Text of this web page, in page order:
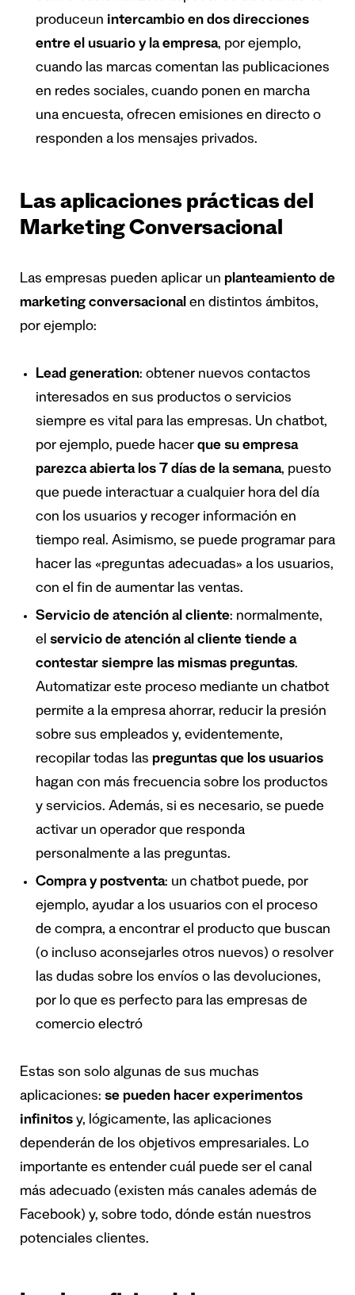
produceun intercambio en dos direcciones
entre el usuario y la empresa, por ejemplo,
cuando las marcas comentan las publicaciones
en redes sociales, cuando ponen en marcha
una encuesta, ofrecen emisiones en directo o
responden a los mensajes privados.
Las aplicaciones prácticas del
Marketing Conversacional
Las empresas pueden aplicar un planteamiento de
marketing conversacional en distintos ámbitos,
por ejemplo:
Lead generation: obtener nuevos contactos
interesados en sus productos o servicios
siempre es vital para las empresas. Un chatbot,
por ejemplo, puede hacer que su empresa
parezca abierta los 7 días de la semana, puesto
que puede interactuar a cualquier hora del día
con los usuarios y recoger información en
tiempo real. Asimismo, se puede programar para
hacer las «preguntas adecuadas» a los usuarios,
con el fin de aumentar las ventas.
Servicio de atención al cliente: normalmente,
el servicio de atención al cliente tiende a
contestar siempre las mismas preguntas.
Automatizar este proceso mediante un chatbot
permite a la empresa ahorrar, reducir la presión
sobre sus empleados y, evidentemente,
recopilar todas las preguntas que los usuarios
hagan con más frecuencia sobre los productos
y servicios. Además, si es necesario, se puede
activar un operador que responda
personalmente a las preguntas.
Compra y postventa: un chatbot puede, por
ejemplo, ayudar a los usuarios con el proceso
de compra, a encontrar el producto que buscan
(o incluso aconsejarles otros nuevos) o resolver
las dudas sobre los envíos o las devoluciones,
por lo que es perfecto para las empresas de
comercio electró
Estas son solo algunas de sus muchas
aplicaciones: se pueden hacer experimentos
infinitos y, lógicamente, las aplicaciones
dependerán de los objetivos empresariales. Lo
importante es entender cuál puede ser el canal
más adecuado (existen más canales además de
Facebook) y, sobre todo, dónde están nuestros
potenciales clientes.